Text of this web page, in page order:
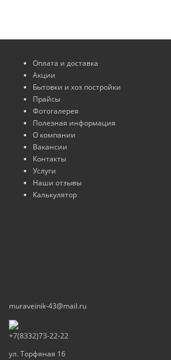
Оплата и доставка
Акции
Бытовки и хоз постройки
Прайсы
Фотогалерея
Полезная информация
О компании
Вакансии
Контакты
Услуги
Наши отзывы
Калькулятор
muraveinik-43@mail.ru
+7(8332)73-22-22
ул. Торфяная 16